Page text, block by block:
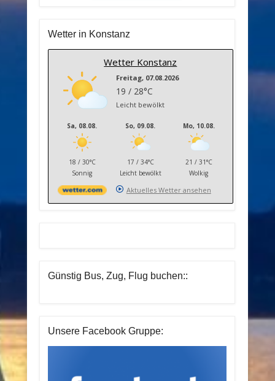
Wetter in Konstanz
Wetter Konstanz
Freitag, 07.08.2026
19 / 28°C
Leicht bewölkt
Sa, 08.08.
18 / 30°C
Sonnig
So, 09.08.
17 / 34°C
Leicht bewölkt
Mo, 10.08.
21 / 31°C
Wolkig
Aktuelles Wetter ansehen
Günstig Bus, Zug, Flug buchen::
Unsere Facebook Gruppe: